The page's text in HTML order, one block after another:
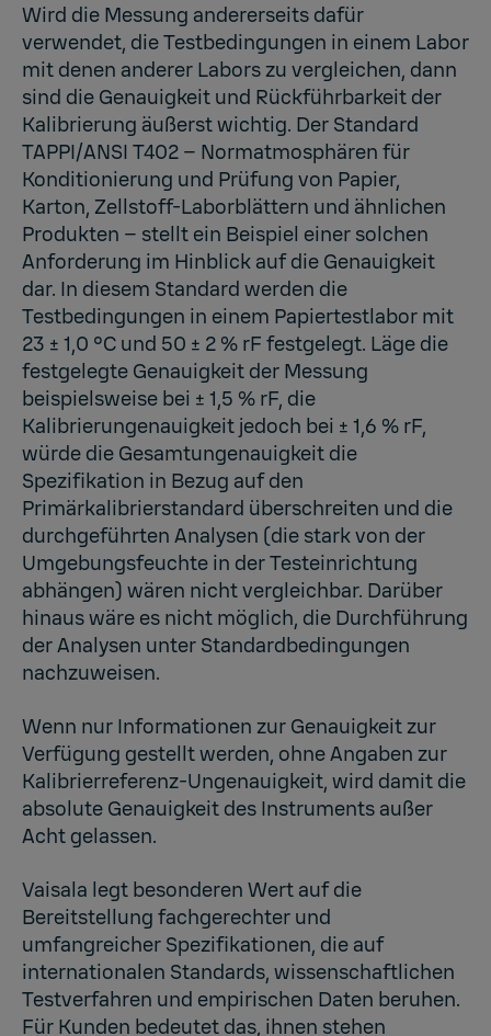
Wird die Messung andererseits dafür
verwendet, die Testbedingungen in einem Labor
mit denen anderer Labors zu vergleichen, dann
sind die Genauigkeit und Rückführbarkeit der
Kalibrierung äußerst wichtig. Der Standard
TAPPI/ANSI T402 – Normatmosphären für
Konditionierung und Prüfung von Papier,
Karton, Zellstoff-Laborblättern und ähnlichen
Produkten – stellt ein Beispiel einer solchen
Anforderung im Hinblick auf die Genauigkeit
dar. In diesem Standard werden die
Testbedingungen in einem Papiertestlabor mit
23 ± 1,0 °C und 50 ± 2 % rF festgelegt. Läge die
festgelegte Genauigkeit der Messung
beispielsweise bei ± 1,5 % rF, die
Kalibrierungenauigkeit jedoch bei ± 1,6 % rF,
würde die Gesamtungenauigkeit die
Spezifikation in Bezug auf den
Primärkalibrierstandard überschreiten und die
durchgeführten Analysen (die stark von der
Umgebungsfeuchte in der Testeinrichtung
abhängen) wären nicht vergleichbar. Darüber
hinaus wäre es nicht möglich, die Durchführung
der Analysen unter Standardbedingungen
nachzuweisen.
Wenn nur Informationen zur Genauigkeit zur
Verfügung gestellt werden, ohne Angaben zur
Kalibrierreferenz-Ungenauigkeit, wird damit die
absolute Genauigkeit des Instruments außer
Acht gelassen.
Vaisala legt besonderen Wert auf die
Bereitstellung fachgerechter und
umfangreicher Spezifikationen, die auf
internationalen Standards, wissenschaftlichen
Testverfahren und empirischen Daten beruhen.
Für Kunden bedeutet das, ihnen stehen